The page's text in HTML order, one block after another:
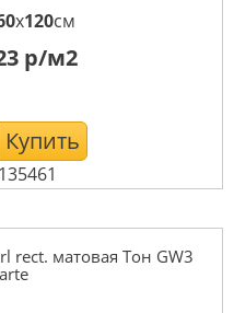
x120см
р/м2
Купить
rect. матовая Тон GW3